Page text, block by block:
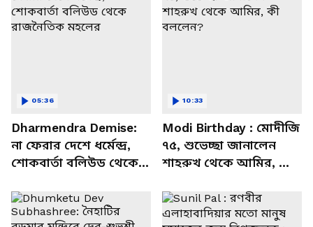
Dharmendra Demise:
না ফেরার দেশে ধর্মেন্দ্র,
শোকবার্তা বলিউড থেকে
05:36
Modi Birthday : মোদীজি
৭৫, শুভেচ্ছা জানালেন
শাহরুখ থেকে আমির, কী
10:33